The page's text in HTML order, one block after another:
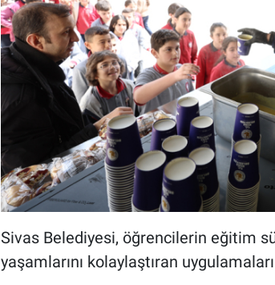
Sivas Belediyesi, öğrencilerin eğitim
yaşamlarını kolaylaştıran